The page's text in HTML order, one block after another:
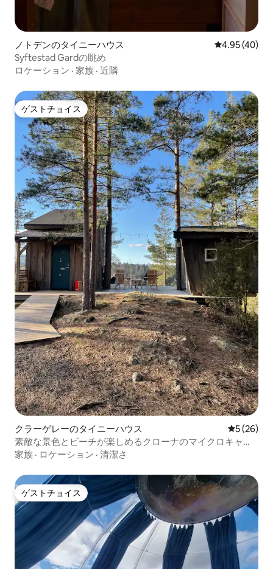
ノトデンのタイニーハウス レビュー40
4.95 (40)
Syftestad Gardの眺め
ロケーション · 家族 · 近隣
ゲストチョイス
ゲストチョイス
クラーゲレーのタイニーハウス レビュー
5 (26)
素敵な景色とビーチが楽しめるクローナのマイクロキャビ
ン
家族 · ロケーション · 清潔さ
ゲストチョイス
ゲストチョイス